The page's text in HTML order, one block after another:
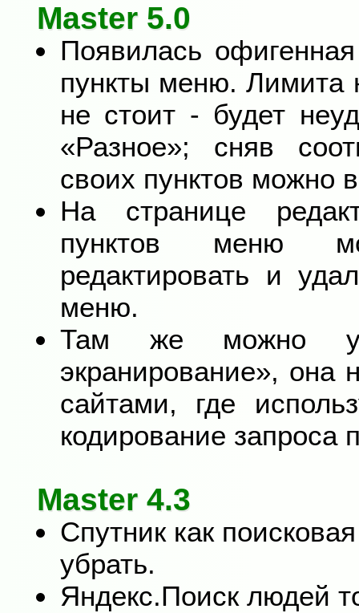
Master 5.0
Появилась
пункты меню. Лимита
не стоит - будет
«Разное»; сняв
своих пунктов можно
На странице
пунктов меню
редактировать и
меню.
Там же можно
экранирование», она
сайтами, где
кодирование запроса
Master 4.3
Спутник как
убрать.
Яндекс.Поиск людей